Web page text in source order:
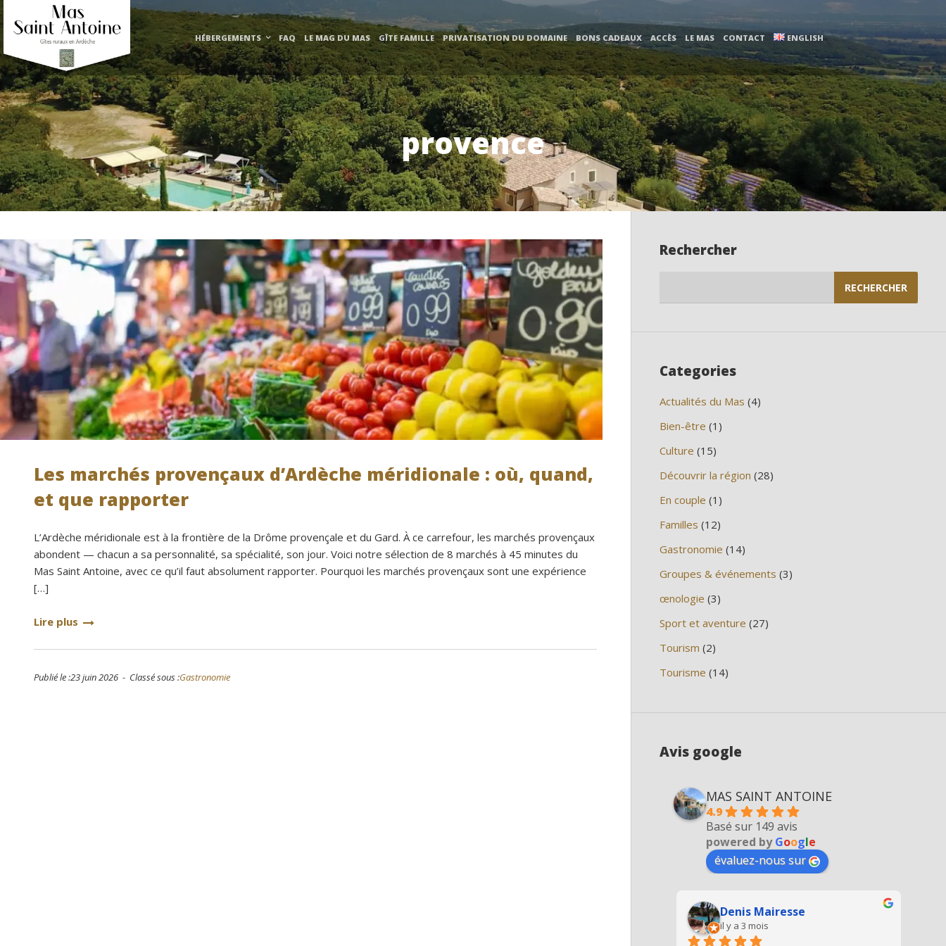
HÉBERGEMENTS FAQ LE MAG DU MAS GÎTE FAMILLE PRIVATISATION DU DOMAINE BONS CADEAUX ACCÈS LE MAS CONTACT ENGLISH
provence
Les marchés provençaux d’Ardèche méridionale : où, quand,
et que rapporter
L’Ardèche méridionale est à la frontière de la Drôme provençale et du Gard. À ce carrefour, les marchés provençaux
abondent — chacun a sa personnalité, sa spécialité, son jour. Voici notre sélection de 8 marchés à 45 minutes du
Mas Saint Antoine, avec ce qu’il faut absolument rapporter. Pourquoi les marchés provençaux sont une expérience
[…]
Lire plus
Publié le :23 juin 2026 - Classé sous :Gastronomie
Rechercher
Categories
Actualités du Mas (4)
Bien-être (1)
Culture (15)
Découvrir la région (28)
En couple (1)
Familles (12)
Gastronomie (14)
Groupes & événements (3)
œnologie (3)
Sport et aventure (27)
Tourism (2)
Tourisme (14)
Avis google
MAS SAINT ANTOINE
4.9
Basé sur 149 avis
powered byGoogle
évaluez-nous sur
Denis Mairesse
il y a 3 mois